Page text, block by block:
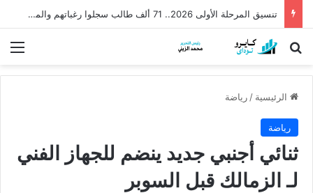
تنسيق المرحلة الأولى 2026.. 71 ألف طالب سجلوا رغباتهم والموعد النهائي الأحد
بحث عن
الرئيسية / رياضة
رياضة
ثنائي أجنبي جديد ينضم للجهاز الفني
لـ الزمالك قبل السوبر